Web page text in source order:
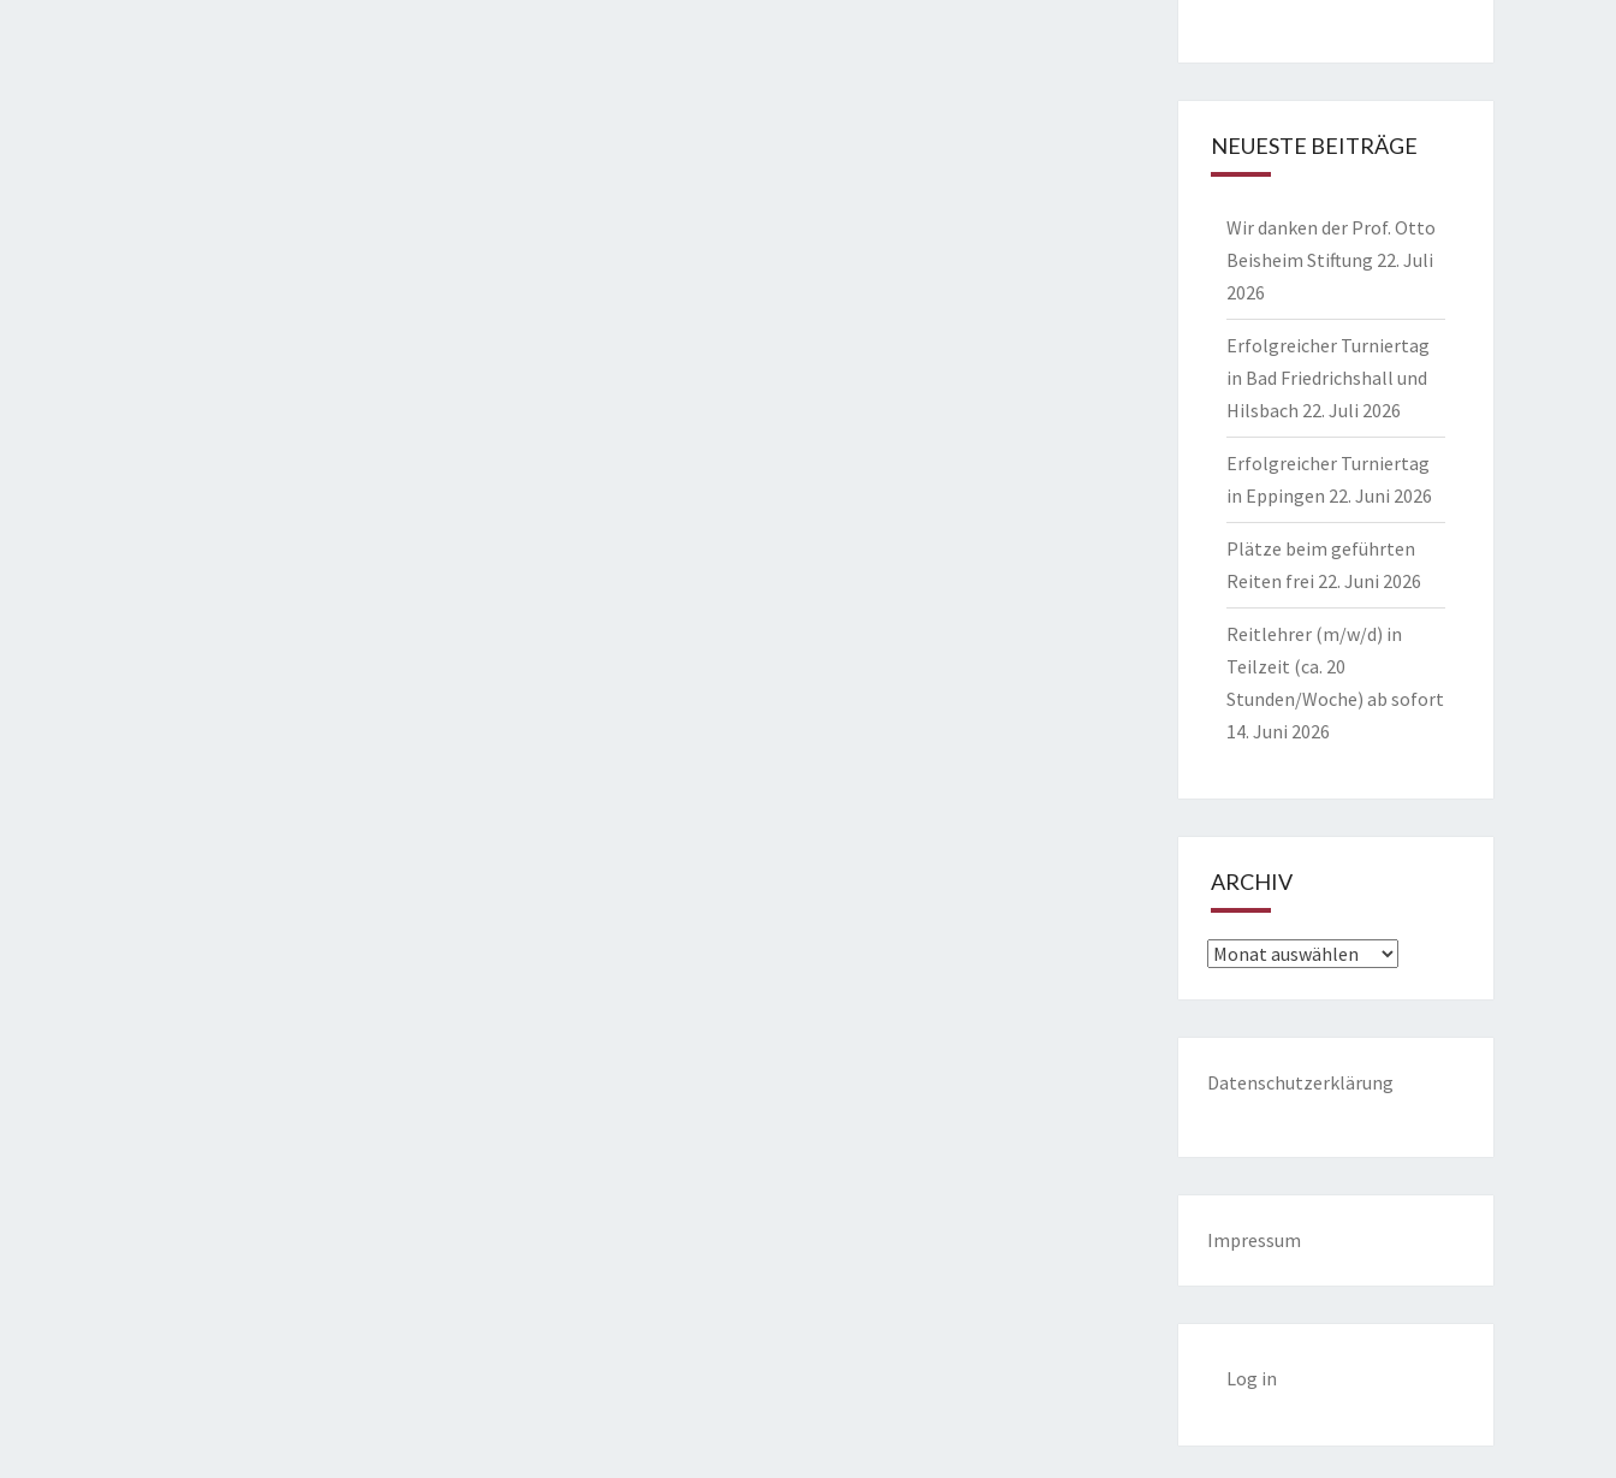
NEUESTE BEITRÄGE
Wir danken der Prof. Otto
Beisheim Stiftung 22. Juli
2026
Erfolgreicher Turniertag
in Bad Friedrichshall und
Hilsbach 22. Juli 2026
Erfolgreicher Turniertag
in Eppingen 22. Juni 2026
Plätze beim geführten
Reiten frei 22. Juni 2026
Reitlehrer (m/w/d) in
Teilzeit (ca. 20
Stunden/Woche) ab sofort
14. Juni 2026
ARCHIV
Archiv
Datenschutzerklärung
Impressum
Log in